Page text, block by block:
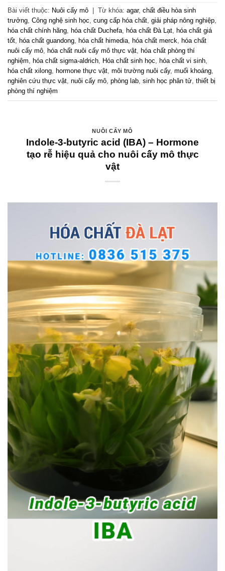
Bài viết thuộc: Nuôi cấy mô Từ khóa: agar, chất điều hòa sinh
trưởng, Công nghệ sinh học, cung cấp hóa chất, giải pháp nông nghiệp,
hóa chất chính hãng, hóa chất Duchefa, hóa chất Đà Lạt, hóa chất giá
tốt, hóa chất guandong, hóa chất himedia, hóa chất merck, hóa chất
nuôi cấy mô, hóa chất nuôi cấy mô thực vật, hóa chất phòng thí
nghiệm, hóa chất sigma-aldrich, Hóa chất sinh học, hóa chất vi sinh,
hóa chất xilong, hormone thực vật, môi trường nuôi cấy, muối khoáng,
nghiên cứu thực vật, nuôi cấy mô, phòng lab, sinh học phân tử, thiết bị
phòng thí nghiệm
NUÔI CẤY MÔ
Indole-3-butyric acid (IBA) – Hormone
tạo rễ hiệu quả cho nuôi cấy mô thực
vật